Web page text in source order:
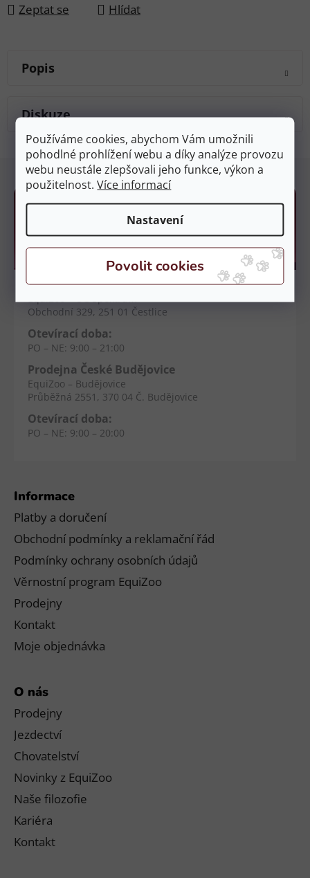
Používáme cookies, abychom Vám umožnili
pohodlné prohlížení webu a díky analýze provozu
webu neustále zlepšovali jeho funkce, výkon a
použitelnost.Více informací
Nastavení
Zeptat se Hlídat
Popis
Diskuze
Informace
Platby a doručení
Obchodní podmínky a reklamační řád
Podmínky ochrany osobních údajů
Věrnostní program EquiZoo
Prodejny
Kontakt
Moje objednávka
O nás
Prodejny
Jezdectví
Chovatelství
Novinky z EquiZoo
Naše filozofie
Kariéra
Kontakt
Kamenné prodejny
Prodejna Čestlice
Obchodní 329, 251 01 Čestlice
Otevírací doba:
PO – NE: 9:00 – 21:00
Prodejna České Budějovice
EquiZoo – Budějovice
Průběžná 2551, 370 04 Č. Budějovice
Otevírací doba:
PO – NE: 9:00 – 20:00